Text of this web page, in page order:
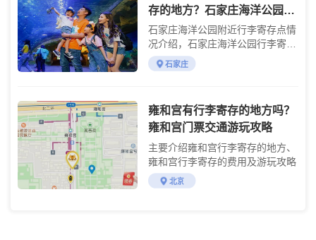
存的地方？石家庄海洋公园行
李寄存怎么收费？
石家庄海洋公园附近行李寄存点情
况介绍，石家庄海洋公园行李寄存
点收费标准介绍
石家庄
雍和宫有行李寄存的地方吗？
雍和宫门票交通游玩攻略
主要介绍雍和宫行李寄存的地方、
雍和宫行李寄存的费用及游玩攻略
北京